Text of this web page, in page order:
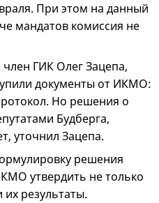
При этом на данный
мандатов комиссия не
ГИК Олег Зацепа,
документы от ИКМО:
Но решения о
Будберга,
уточнил Зацепа.
решения
утвердить не только
результаты.